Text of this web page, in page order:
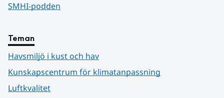
SMHI-podden
Teman
Havsmiljö i kust och hav
Kunskapscentrum för klimatanpassning
Luftkvalitet